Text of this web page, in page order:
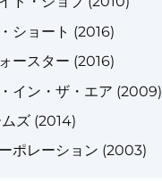
ショート (2016)
ースター (2016)
イン・ザ・エア (2009)
ズ (2014)
ポレーション (2003)